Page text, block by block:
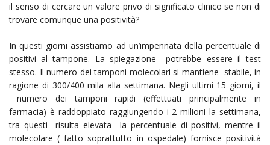
il senso di cercare un valore privo di significato clinico se non di
trovare comunque una positività?
In questi giorni assistiamo ad un’impennata della percentuale di
positivi al tampone. La spiegazione potrebbe essere il test
stesso. Il numero dei tamponi molecolari si mantiene stabile, in
ragione di 300/400 mila alla settimana. Negli ultimi 15 giorni, il
numero dei tamponi rapidi (effettuati principalmente in
farmacia) è raddoppiato raggiungendo i 2 milioni la settimana,
tra questi risulta elevata la percentuale di positivi, mentre il
molecolare ( fatto soprattutto in ospedale) fornisce positività